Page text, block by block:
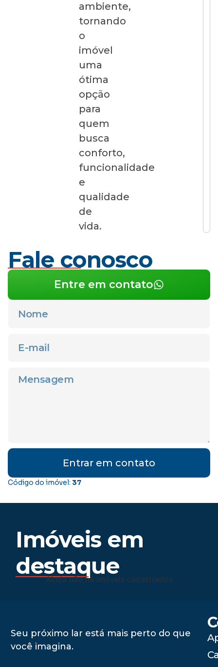
ambiente,
tornando
o
imóvel
uma
ótima
opção
para
quem
busca
conforto,
funcionalidade
e
qualidade
de
vida.
Fale conosco
Entre em contato
Entrar em contato
Código do imóvel: 37
Imóveis em
destaque
Ainda não há imóveis cadastrados
Seu próximo lar está mais perto do que
você imagina.